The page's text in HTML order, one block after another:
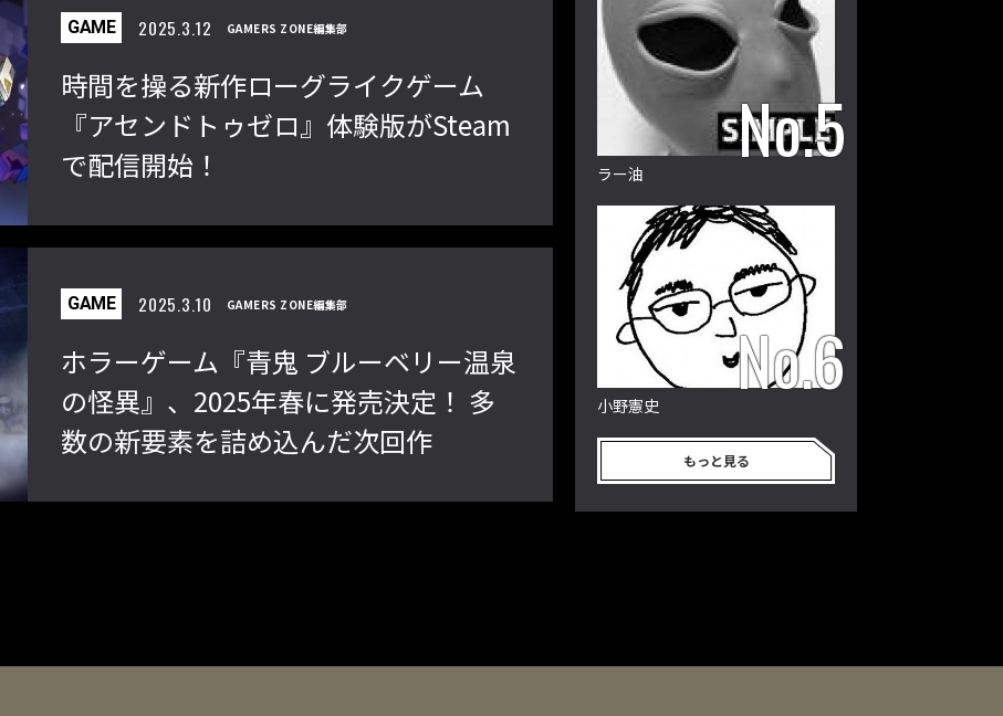
GAME 2025.3.12 GAMERS ZONE編集部
時間を操る新作ローグライクゲーム
『アセンドトゥゼロ』体験版がSteam
で配信開始！
GAME 2025.3.10 GAMERS ZONE編集部
ホラーゲーム『青鬼 ブルーベリー温泉
の怪異』、2025年春に発売決定！ 多
数の新要素を詰め込んだ次回作
ラー油
小野憲史
もっと見る